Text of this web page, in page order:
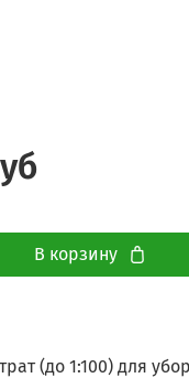
В корзину
(до 1:100) для